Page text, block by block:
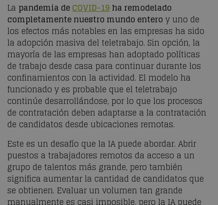
La pandemia deCOVID-19 ha remodelado
completamente nuestro mundo entero y uno de
los efectos más notables en las empresas ha sido
la adopción masiva del teletrabajo. Sin opción, la
mayoría de las empresas han adoptado políticas
de trabajo desde casa para continuar durante los
confinamientos con la actividad. El modelo ha
funcionado y es probable que el teletrabajo
continúe desarrollándose, por lo que los procesos
de contratación deben adaptarse a la contratación
de candidatos desde ubicaciones remotas.
Este es un desafío que la IA puede abordar. Abrir
puestos a trabajadores remotos da acceso a un
grupo de talentos más grande, pero también
significa aumentar la cantidad de candidatos que
se obtienen. Evaluar un volumen tan grande
manualmente es casi imposible, pero la IA puede